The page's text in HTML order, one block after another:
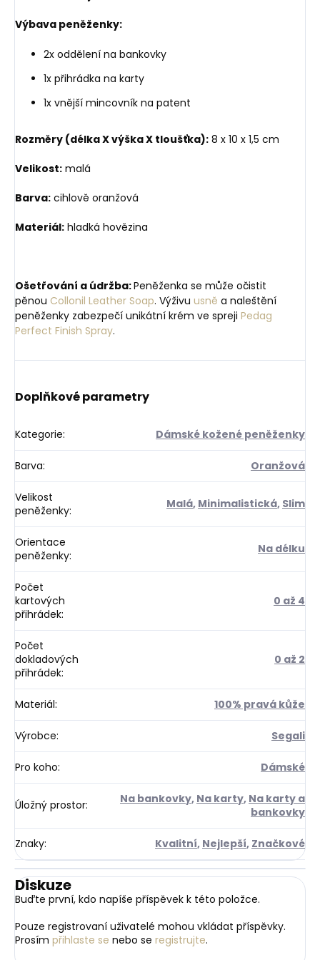
Výbava peněženky:
2x oddělení na bankovky
1x přihrádka na karty
1x vnější mincovník na patent
Rozměry (délka X výška X tloušťka): 8 x 10 x 1,5 cm
Velikost: malá
Barva: cihlově oranžová
Materiál: hladká hovězina
Ošetřování a údržba:Peněženka se může očistit
pěnou Collonil Leather Soap. Výživu usně a naleštění
peněženky zabezpečí unikátní krém ve spreji Pedag
Perfect Finish Spray.
Doplňkové parametry
Kategorie: Dámské kožené peněženky
Barva: Oranžová
Velikost
peněženky: Malá, Minimalistická, Slim
Orientace
peněženky: Na délku
Počet
kartových
přihrádek:
0 až 4
Počet
dokladových
přihrádek:
0 až 2
Materiál: 100% pravá kůže
Výrobce: Segali
Pro koho: Dámské
Úložný prostor: Na bankovky, Na karty, Na karty a
bankovky
Znaky: Kvalitní, Nejlepší, Značkové
Diskuze
Buďte první, kdo napíše příspěvek k této položce.
Pouze registrovaní uživatelé mohou vkládat příspěvky.
Prosím přihlaste se nebo se registrujte.